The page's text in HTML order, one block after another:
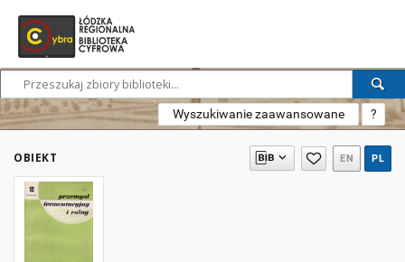
Wyszukiwanie zaawansowane ?
OBIEKT EN PL